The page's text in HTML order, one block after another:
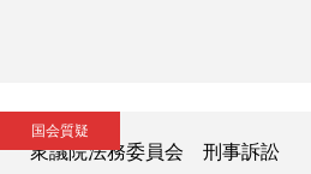
国会質疑
衆議院法務委員会 刑事訴訟